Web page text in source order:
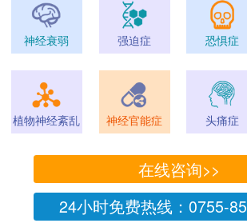
神经衰弱 强迫症 恐惧症
植物神经紊乱 神经官能症 头痛症
在线咨询>>
24小时免费热线：0755-